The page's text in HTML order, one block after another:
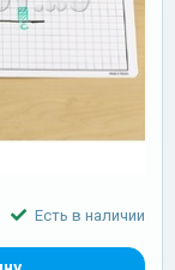
Есть в наличии